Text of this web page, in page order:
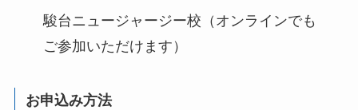
駿台ニュージャージー校（オンラインでも
ご参加いただけます）
お申込み方法